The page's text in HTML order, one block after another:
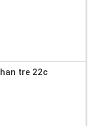
tre 22c